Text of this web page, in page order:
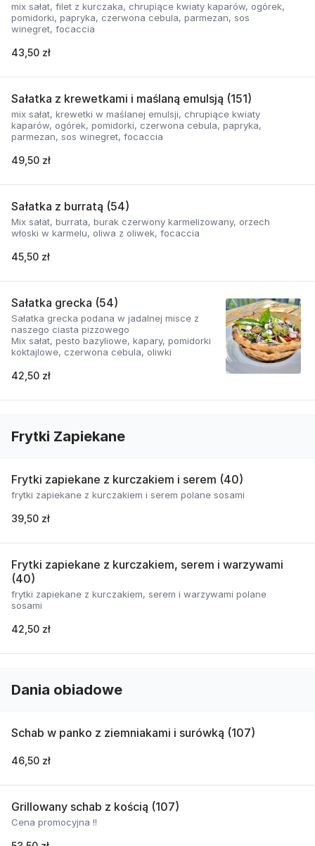
mix sałat, filet z kurczaka, chrupiące kwiaty kaparów, ogórek,
pomidorki, papryka, czerwona cebula, parmezan, sos
winegret, focaccia
43,50 zł
Sałatka z krewetkami i maślaną emulsją (151)
mix sałat, krewetki w maślanej emulsji, chrupiące kwiaty
kaparów, ogórek, pomidorki, czerwona cebula, papryka,
parmezan, sos winegret, focaccia
49,50 zł
Sałatka z burratą (54)
Mix sałat, burrata, burak czerwony karmelizowany, orzech
włoski w karmelu, oliwa z oliwek, focaccia
45,50 zł
Sałatka grecka (54)
Sałatka grecka podana w jadalnej misce z
naszego ciasta pizzowego
Mix sałat, pesto bazyliowe, kapary, pomidorki
koktajlowe, czerwona cebula, oliwki
42,50 zł
Frytki Zapiekane
Frytki zapiekane z kurczakiem i serem (40)
frytki zapiekane z kurczakiem i serem polane sosami
39,50 zł
Frytki zapiekane z kurczakiem, serem i warzywami
(40)
frytki zapiekane z kurczakiem, serem i warzywami polane
sosami
42,50 zł
Dania obiadowe
Schab w panko z ziemniakami i surówką (107)
46,50 zł
Grillowany schab z kością (107)
Cena promocyjna !!